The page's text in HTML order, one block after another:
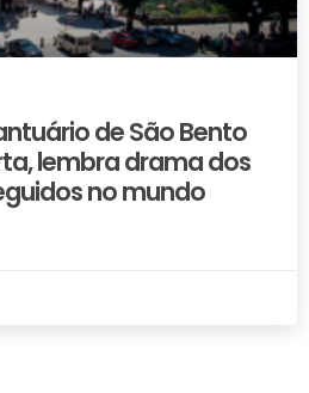
de São Bento
lembra drama dos
no mundo